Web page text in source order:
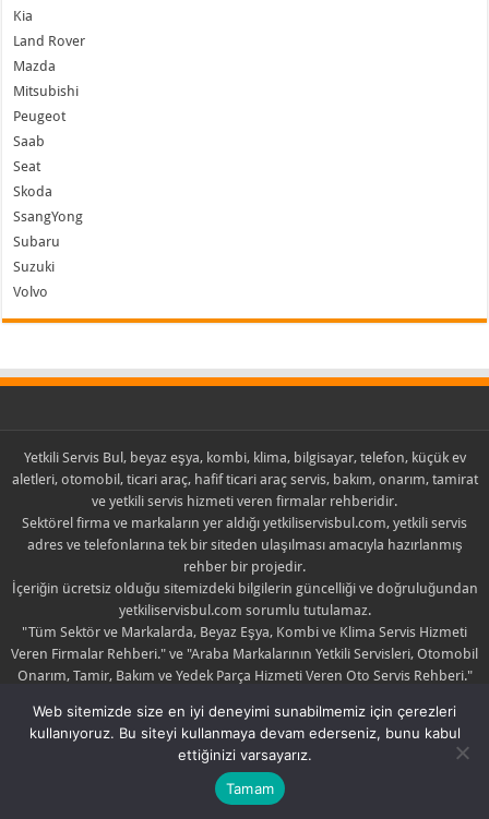
Kia
Land Rover
Mazda
Mitsubishi
Peugeot
Saab
Seat
Skoda
SsangYong
Subaru
Suzuki
Volvo
Yetkili Servis Bul, beyaz eşya, kombi, klima, bilgisayar, telefon, küçük ev
aletleri, otomobil, ticari araç, hafif ticari araç servis, bakım, onarım, tamirat
ve yetkili servis hizmeti veren firmalar rehberidir.
Sektörel firma ve markaların yer aldığı yetkiliservisbul.com, yetkili servis
adres ve telefonlarına tek bir siteden ulaşılması amacıyla hazırlanmış
rehber bir projedir.
İçeriğin ücretsiz olduğu sitemizdeki bilgilerin güncelliği ve doğruluğundan
yetkiliservisbul.com sorumlu tutulamaz.
"Tüm Sektör ve Markalarda, Beyaz Eşya, Kombi ve Klima Servis Hizmeti
Veren Firmalar Rehberi." ve "Araba Markalarının Yetkili Servisleri, Otomobil
Onarım, Tamir, Bakım ve Yedek Parça Hizmeti Veren Oto Servis Rehberi."
Yayınlanan içerik ile ilgili şikayette bulunulması halinde yayın kaldırılabilir
yada düzeltilebilir.
| © Copyright 2019 |Hakkımızda
Web sitemizde size en iyi deneyimi sunabilmemiz için çerezleri
kullanıyoruz. Bu siteyi kullanmaya devam ederseniz, bunu kabul
ettiğinizi varsayarız.
Tamam